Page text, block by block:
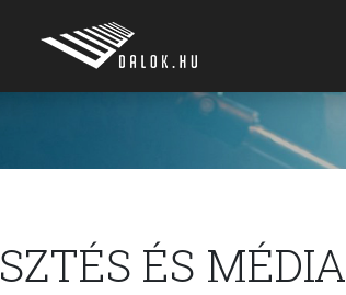
ÉS MÉDIA